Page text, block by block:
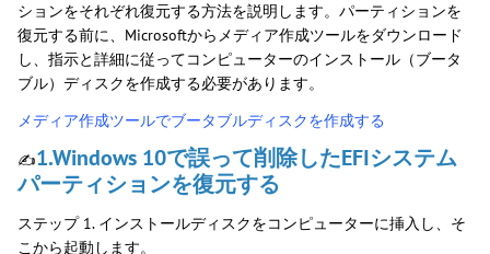
ションをそれぞれ復元する方法を説明します。パーティションを
復元する前に、Microsoftからメディア作成ツールをダウンロード
し、指示と詳細に従ってコンピューターのインストール（ブータ
ブル）ディスクを作成する必要があります。
メディア作成ツールでブータブルディスクを作成する
✍1.Windows 10で誤って削除したEFIシステム
パーティションを復元する
ステップ 1. インストールディスクをコンピューターに挿入し、そ
こから起動します。